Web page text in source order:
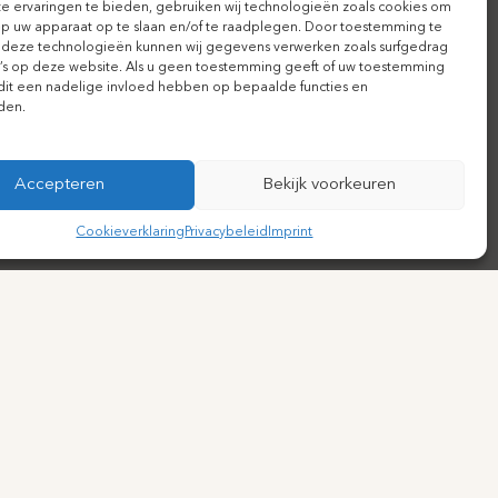
ervaringen te bieden, gebruiken wij technologieën zoals cookies om
uw apparaat op te slaan en/of te raadplegen. Door toestemming te
technologieën kunnen wij gegevens verwerken zoals surfgedrag
op deze website. Als u geen toestemming geeft of uw toestemming
een nadelige invloed hebben op bepaalde functies en
Accepteren Bekijk voorkeuren
Cookieverklaring Privacybeleid Imprint